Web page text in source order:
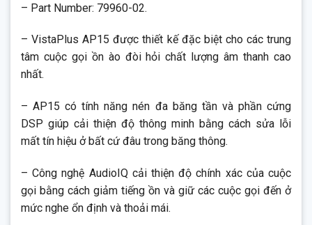
– Part Number: 79960-02.
– VistaPlus AP15 được thiết kế đặc biệt cho các trung
tâm cuộc gọi ồn ào đòi hỏi chất lượng âm thanh cao
nhất.
– AP15 có tính năng nén đa băng tần và phần cứng
DSP giúp cải thiện độ thông minh bằng cách sửa lỗi
mất tín hiệu ở bất cứ đâu trong băng thông.
– Công nghệ AudioIQ cải thiện độ chính xác của cuộc
gọi bằng cách giảm tiếng ồn và giữ các cuộc gọi đến ở
mức nghe ổn định và thoải mái.